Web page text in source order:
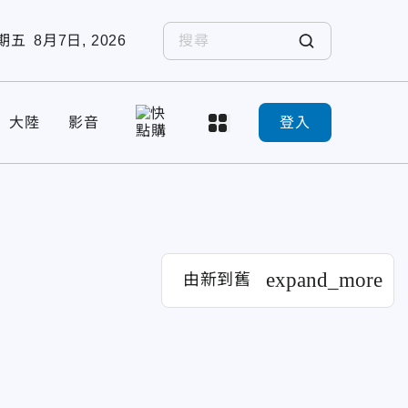
五 8月7日, 2026
大陸 影音 登入
由新到舊 expand_more